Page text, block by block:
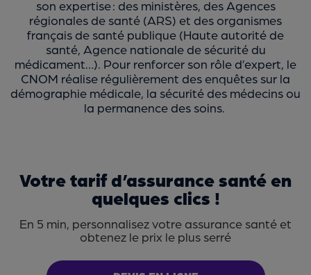
son expertise : des ministères, des Agences
régionales de santé (ARS) et des organismes
français de santé publique (Haute autorité de
santé, Agence nationale de sécurité du
médicament…). Pour renforcer son rôle d’expert, le
CNOM réalise régulièrement des enquêtes sur la
démographie médicale, la sécurité des médecins ou
la permanence des soins.
Votre tarif d’assurance santé en
quelques clics !
En 5 min, personnalisez votre assurance santé et
obtenez le prix le plus serré